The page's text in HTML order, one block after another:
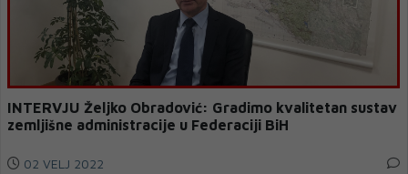
INTERVJU Željko Obradović: Gradimo kvalitetan sustav
zemljišne administracije u Federaciji BiH
02 VELJ 2022